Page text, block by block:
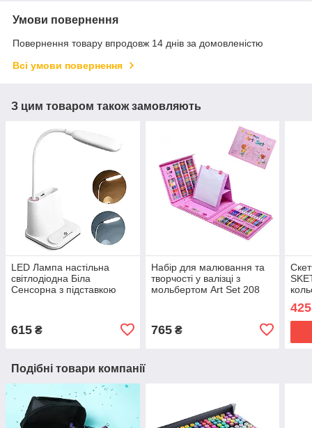
Умови повернення
Повернення товару впродовж 14 днів за домовленістю
Всі умови повернення
З цим товаром також замовляють
LED Лампа настільна
світлодіодна Біла
Сенсорна з підставкою
615 ₴
Набір для малювання та
творчості у валізці з
мольбертом Art Set 208
765₴
425
Подібні товари компанії